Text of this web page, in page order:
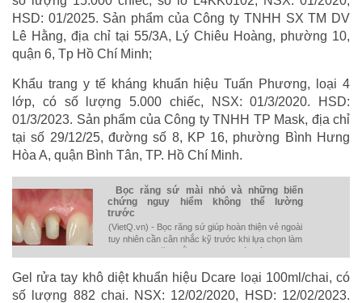
HSD: 01/2025. Sản phẩm của Công ty TNHH SX TM DV
Lê Hằng, địa chỉ tại 55/3A, Lý Chiêu Hoàng, phường 10,
quận 6, Tp Hồ Chí Minh;
Khẩu trang y tế kháng khuẩn hiệu Tuấn Phương, loại 4
lớp, có số lượng 5.000 chiếc, NSX: 01/3/2020. HSD:
01/3/2023. Sản phẩm của Công ty TNHH TP Mask, địa chỉ
tại số 29/12/25, đường số 8, KP 16, phường Bình Hưng
Hòa A, quận Bình Tân, TP. Hồ Chí Minh.
Bọc răng sứ mài nhỏ và những biến
chứng nguy hiểm không thể lường
trước
(VietQ.vn) - Bọc răng sứ giúp hoàn thiện vẻ ngoài
tuy nhiên cần cân nhắc kỹ trước khi lựa chọn làm
đẹp răng bằng phương pháp này.
Gel rửa tay khô diệt khuẩn hiệu Dcare loại 100ml/chai, có
số lượng 882 chai. NSX: 12/02/2020, HSD: 12/02/2023.